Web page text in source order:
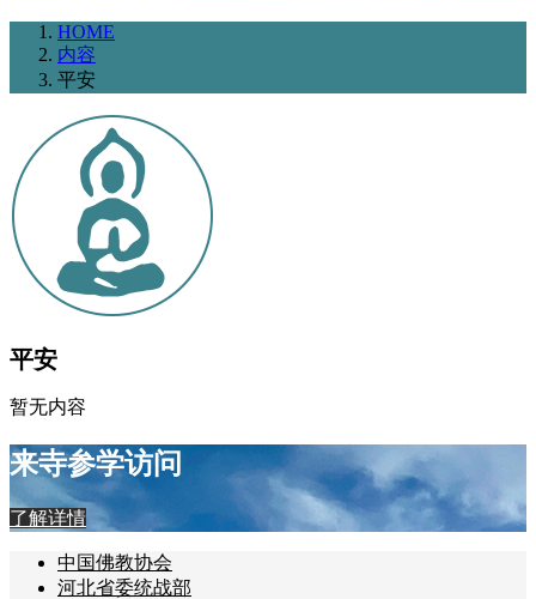
HOME
内容
平安
平安
暂无内容
来寺参学访问
了解详情
中国佛教协会
河北省委统战部